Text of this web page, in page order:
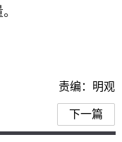
责编：明观
下一篇